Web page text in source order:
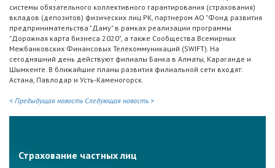
системы обязательного коллективного гарантирования (страхования)
вкладов (депозитов) физических лиц РК, партнером АО "Фонд развития
предпринимательства "Даму" в рамках реализации программы
"Дорожная карта бизнеса 2020", а также Сообщества Всемирных
Межбанковских Финансовых Телекоммуникаций (SWIFT). На
сегодняшний день действуют филиалы Банка в Алматы, Караганде и
Шымкенте. В ближайшие планы развития филиальной сети входят:
Астана, Павлодар и Усть-Каменогорск.
< Предыдущая новость Следующая новость >
Страхование частных лиц